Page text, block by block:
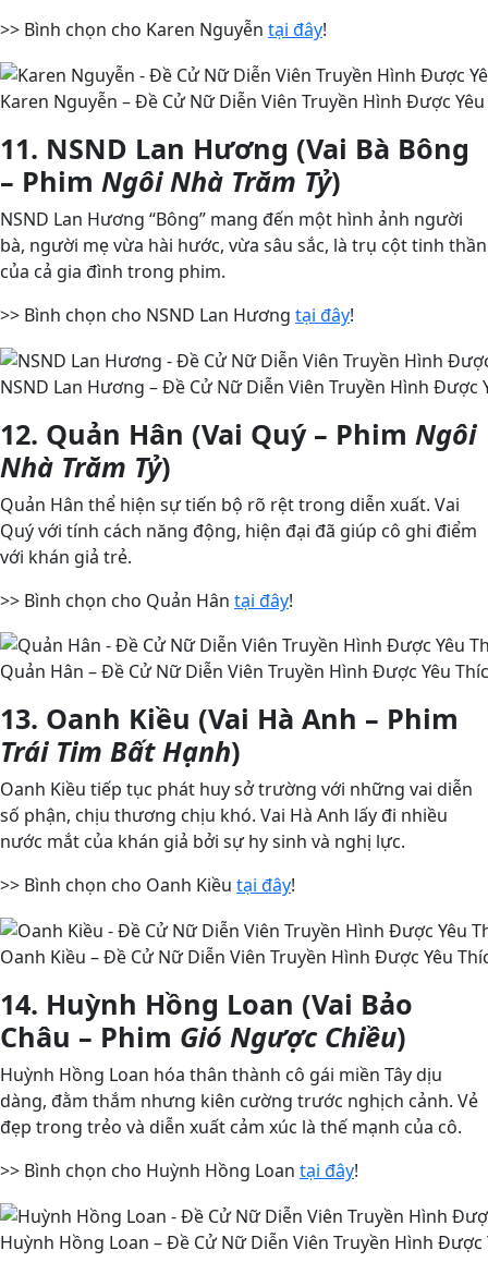
>> Bình chọn cho Karen Nguyễn tại đây!
Karen Nguyễn – Đề Cử Nữ Diễn Viên Truyền Hình Được
11. NSND Lan Hương (Vai Bà Bông
– Phim Ngôi Nhà Trăm Tỷ)
NSND Lan Hương “Bông” mang đến một hình ảnh người
bà, người mẹ vừa hài hước, vừa sâu sắc, là trụ cột tinh thần
của cả gia đình trong phim.
>> Bình chọn cho NSND Lan Hương tại đây!
NSND Lan Hương – Đề Cử Nữ Diễn Viên Truyền Hình Được
12. Quản Hân (Vai Quý – Phim Ngôi
Nhà Trăm Tỷ)
Quản Hân thể hiện sự tiến bộ rõ rệt trong diễn xuất. Vai
Quý với tính cách năng động, hiện đại đã giúp cô ghi điểm
với khán giả trẻ.
>> Bình chọn cho Quản Hân tại đây!
Quản Hân – Đề Cử Nữ Diễn Viên Truyền Hình Được Yêu
13. Oanh Kiều (Vai Hà Anh – Phim
Trái Tim Bất Hạnh)
Oanh Kiều tiếp tục phát huy sở trường với những vai diễn
số phận, chịu thương chịu khó. Vai Hà Anh lấy đi nhiều
nước mắt của khán giả bởi sự hy sinh và nghị lực.
>> Bình chọn cho Oanh Kiều tại đây!
Oanh Kiều – Đề Cử Nữ Diễn Viên Truyền Hình Được Yêu
14. Huỳnh Hồng Loan (Vai Bảo
Châu – Phim Gió Ngược Chiều)
Huỳnh Hồng Loan hóa thân thành cô gái miền Tây dịu
dàng, đằm thắm nhưng kiên cường trước nghịch cảnh. Vẻ
đẹp trong trẻo và diễn xuất cảm xúc là thế mạnh của cô.
>> Bình chọn cho Huỳnh Hồng Loan tại đây!
Huỳnh Hồng Loan – Đề Cử Nữ Diễn Viên Truyền Hình Được